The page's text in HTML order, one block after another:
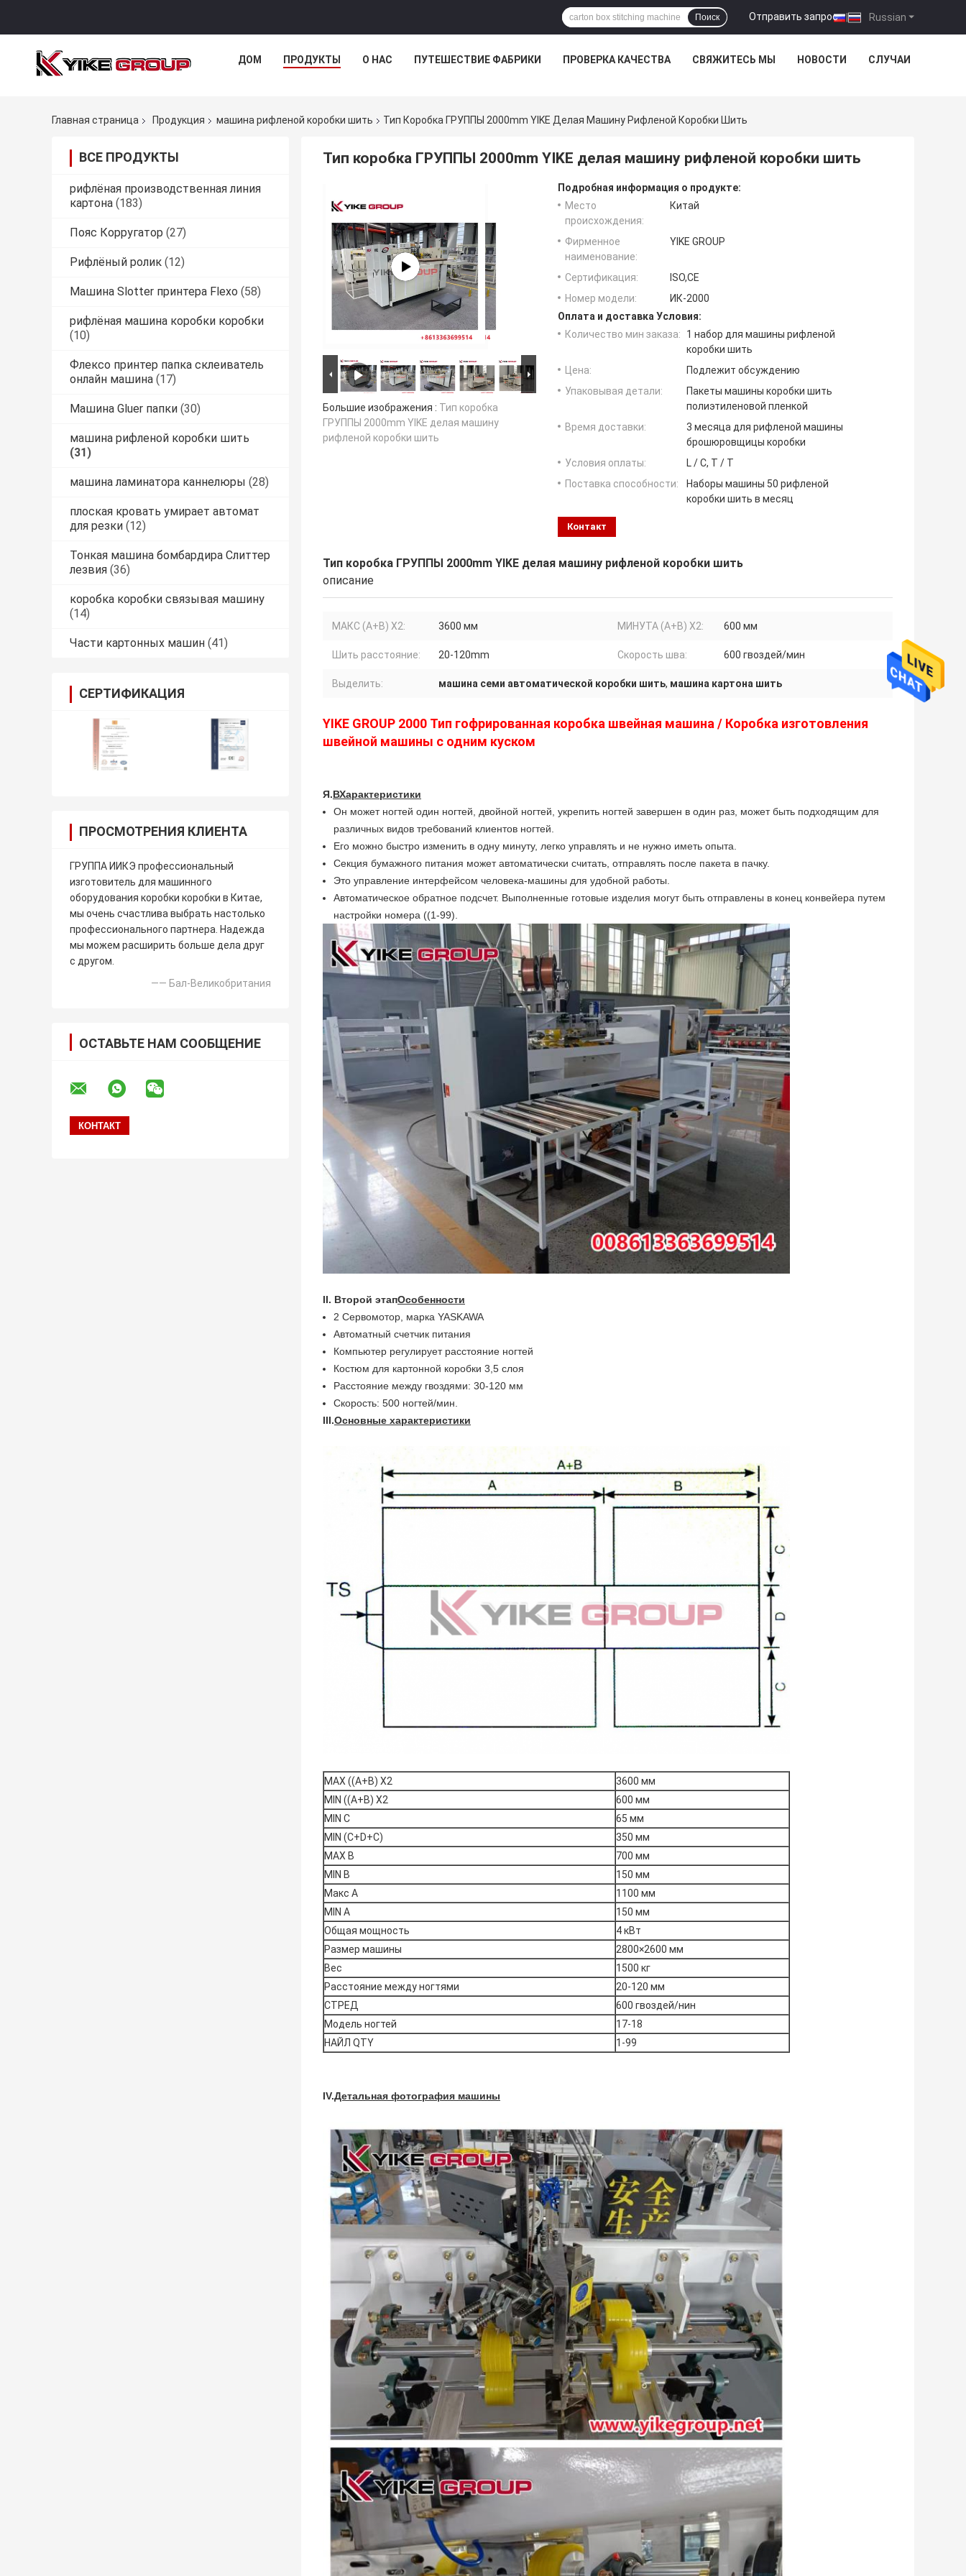
Russian
Отправить запрос |
Поиск
ДОМ ПРОДУКТЫ О НАС ПУТЕШЕСТВИЕ ФАБРИКИ ПРОВЕРКА КАЧЕСТВА СВЯЖИТЕСЬ МЫ НОВОСТИ СЛУЧАИ
Главная страница Продукция машина рифленой коробки шить Тип Коробка ГРУППЫ 2000mm YIKE Делая Машину Рифленой Коробки Шить
ВСЕ ПРОДУКТЫ
рифлёная производственная линия
картона (183)
Пояс Корругатор (27)
Рифлёный ролик (12)
Машина Slotter принтера Flexo (58)
рифлёная машина коробки коробки
(10)
Флексо принтер папка склеиватель
онлайн машина (17)
Машина Gluer папки (30)
машина рифленой коробки шить
(31)
машина ламинатора каннелюры (28)
плоская кровать умирает автомат
для резки (12)
Тонкая машина бомбардира Слиттер
лезвия (36)
коробка коробки связывая машину
(14)
Части картонных машин (41)
СЕРТИФИКАЦИЯ
ПРОСМОТРЕНИЯ КЛИЕНТА
ГРУППА ИИКЭ профессиональный
изготовитель для машинного
оборудования коробки коробки в Китае,
мы очень счастлива выбрать настолько
профессионального партнера. Надежда
мы можем расширить больше дела друг
с другом.
—— Бал-Великобритания
ОСТАВЬТЕ НАМ СООБЩЕНИЕ
Тип коробка ГРУППЫ 2000mm YIKE делая машину рифленой коробки шить
Большие изображения : Тип коробка
ГРУППЫ 2000mm YIKE делая машину
рифленой коробки шить
Подробная информация о продукте:
Место
происхождения:
Китай
Фирменное
наименование:
YIKE GROUP
Сертификация:
ISO,CE
Номер модели:
ИК-2000
Оплата и доставка Условия:
Количество мин заказа:
1 набор для машины рифленой
коробки шить
Цена:
Подлежит обсуждению
Упаковывая детали:
Пакеты машины коробки шить
полиэтиленовой пленкой
Время доставки:
3 месяца для рифленой машины
брошюровщицы коробки
Условия оплаты:
L / C, T / T
Поставка способности:
Наборы машины 50 рифленой
коробки шить в месяц
Контакт
Тип коробка ГРУППЫ 2000mm YIKE делая машину рифленой коробки шить
описание
МАКС (A+B) X2: 3600 мм МИНУТА (A+B) X2: 600 мм
Шить расстояние: 20-120mm Скорость шва: 600 гвоздей/мин
Выделить: машина семи автоматической коробки шить, машина картона шить
YIKE GROUP 2000 Тип гофрированная коробка швейная машина / Коробка изготовления
швейной машины с одним куском
Я.ВХарактеристики
Он может ногтей один ногтей, двойной ногтей, укрепить ногтей завершен в один раз, может быть подходящим для
различных видов требований клиентов ногтей.
Его можно быстро изменить в одну минуту, легко управлять и не нужно иметь опыта.
Секция бумажного питания может автоматически считать, отправлять после пакета в пачку.
Это управление интерфейсом человека-машины для удобной работы.
Автоматическое обратное подсчет. Выполненные готовые изделия могут быть отправлены в конец конвейера путем
настройки номера ((1-99).
II. Второй этапОсобенности
2 Сервомотор, марка YASKAWA
Автоматный счетчик питания
Компьютер регулирует расстояние ногтей
Костюм для картонной коробки 3,5 слоя
Расстояние между гвоздями: 30-120 мм
Скорость: 500 ногтей/мин.
III.Основные характеристики
MAX ((A+B) X2
3600 мм
MIN ((A+B) X2
600 мм
MIN C
65 мм
MIN (C+D+C)
350 мм
MAX B
700 мм
MIN B
150 мм
Макс А
1100 мм
MIN A
150 мм
Общая мощность
4 кВт
Размер машины
2800×2600 мм
Вес
1500 кг
Расстояние между ногтями
20-120 мм
СТРЕД
600 гвоздей/нин
Модель ногтей
17-18
НАЙЛ QTY
1-99
IV.Детальная фотография машины